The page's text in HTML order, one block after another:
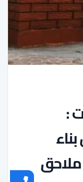
:
بناء
ملاحق